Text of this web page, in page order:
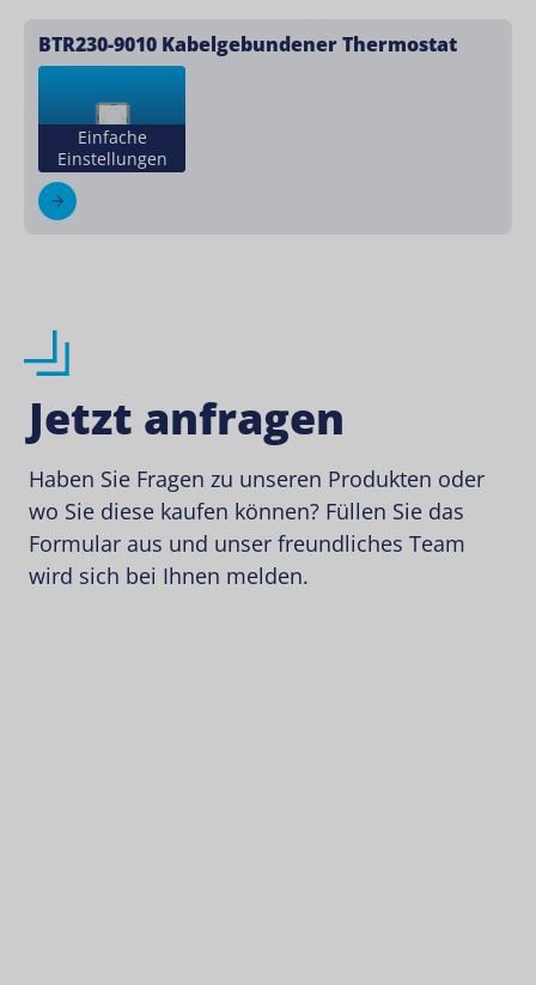
BTR230-9010 Kabelgebundener Thermostat
Einfache
Einstellungen
Jetzt anfragen
Haben Sie Fragen zu unseren Produkten oder
wo Sie diese kaufen können? Füllen Sie das
Formular aus und unser freundliches Team
wird sich bei Ihnen melden.